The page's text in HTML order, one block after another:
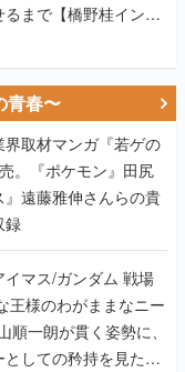
まで【橋野桂インタ
青春〜
取材マンガ『若ゲの
。『ポケモン』田尻
遠藤雅伸さんらの貴
録
ス/ガンダム 戦場
王様のわがままなニー
一朗が貫く姿勢に、
しての矜持を見た